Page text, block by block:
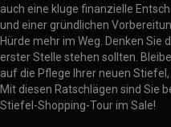
auch eine kluge finanzielle
und einer gründlichen
Hürde mehr im Weg. Denken Sie
erster Stelle stehen sollten.
auf die Pflege Ihrer neuen
Mit diesen Ratschlägen sind Sie
Stiefel-Shopping-Tour im Sale!